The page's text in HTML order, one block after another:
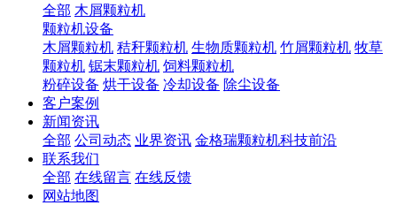
全部 木屑颗粒机
颗粒机设备
木屑颗粒机 秸秆颗粒机 生物质颗粒机 竹屑颗粒机 牧草
颗粒机 锯末颗粒机 饲料颗粒机
粉碎设备 烘干设备 冷却设备 除尘设备
客户案例
新闻资讯
全部 公司动态 业界资讯 金格瑞颗粒机科技前沿
联系我们
全部 在线留言 在线反馈
网站地图